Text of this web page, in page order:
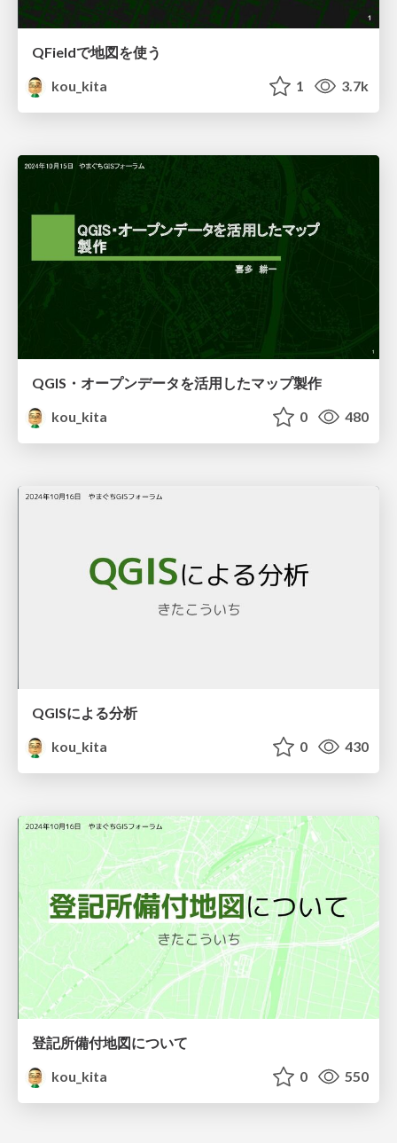
QFieldで地図を使う
kou_kita
1 3.7k
QGIS・オープンデータを活用したマップ製作
kou_kita
0 480
QGISによる分析
kou_kita
0 430
登記所備付地図について
kou_kita
0 550